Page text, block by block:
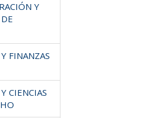
Y
FINANZAS
CIENCIAS